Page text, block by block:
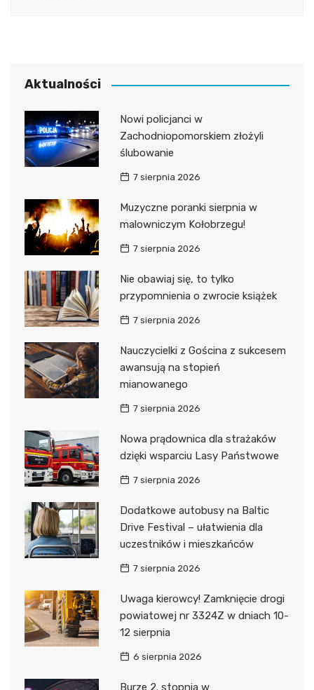
Aktualności
Nowi policjanci w
Zachodniopomorskiem złożyli
ślubowanie
7 sierpnia 2026
Muzyczne poranki sierpnia w
malowniczym Kołobrzegu!
7 sierpnia 2026
Nie obawiaj się, to tylko
przypomnienia o zwrocie książek
7 sierpnia 2026
Nauczycielki z Gościna z sukcesem
awansują na stopień
mianowanego
7 sierpnia 2026
Nowa prądownica dla strażaków
dzięki wsparciu Lasy Państwowe
7 sierpnia 2026
Dodatkowe autobusy na Baltic
Drive Festival – ułatwienia dla
uczestników i mieszkańców
7 sierpnia 2026
Uwaga kierowcy! Zamknięcie drogi
powiatowej nr 3324Z w dniach 10-
12 sierpnia
6 sierpnia 2026
Burze 2. stopnia w